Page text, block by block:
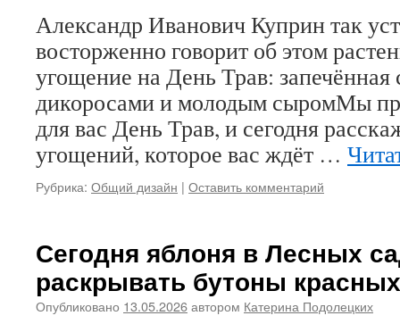
Александр Иванович Куприн так
восторженно говорит об этом
угощение на День Трав: запечённая
дикоросами и молодым сыромМы
для вас День Трав, и сегодня
угощений, которое вас ждёт …
Рубрика: Общий дизайн | Оставить комментарий
Сегодня яблоня в Лесных
раскрывать бутоны
Опубликовано 13.05.2026автором Катерина Подолецких